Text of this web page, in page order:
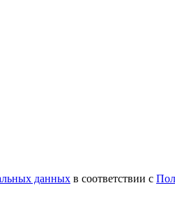
данных в соответствии с